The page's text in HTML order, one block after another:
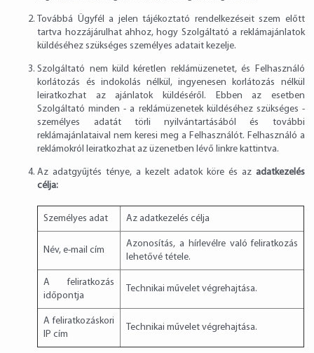
Továbbá Ügyfél a jelen tájékoztató rendelkezéseit szem előtt
tartva hozzájárulhat ahhoz, hogy Szolgáltató a reklámajánlatok
küldéséhez szükséges személyes adatait kezelje.
Szolgáltató nem küld kéretlen reklámüzenetet, és Felhasználó
korlátozás és indokolás nélkül, ingyenesen korlátozás nélkül
leiratkozhat az ajánlatok küldéséről. Ebben az esetben
Szolgáltató minden - a reklámüzenetek küldéséhez szükséges -
személyes adatát törli nyilvántartásából és további
reklámajánlataival nem keresi meg a Felhasználót. Felhasználó a
reklámokról leiratkozhat az üzenetben lévő linkre kattintva.
Az adatgyűjtés ténye, a kezelt adatok köre és az adatkezelés
célja:
Személyes adat Az adatkezelés célja
Név, e-mail cím
Azonosítás, a hírlevélre való feliratkozás
lehetővé tétele.
A feliratkozás
időpontja
Technikai művelet végrehajtása.
A feliratkozáskori
IP cím
Technikai művelet végrehajtása.